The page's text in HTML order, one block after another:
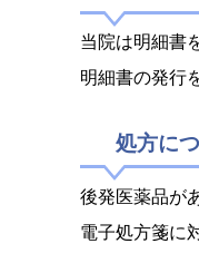
当院は明細書
明細書の発行
処方に
後発医薬品が
電子処方箋に